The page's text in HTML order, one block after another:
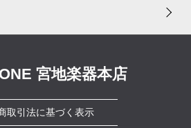
宮地楽器本店
取引法に基づく表示